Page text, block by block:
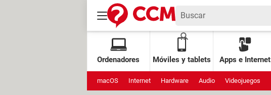
Ordenadores Móviles y tablets Apps e Internet
macOS Internet Hardware Audio Videojuegos